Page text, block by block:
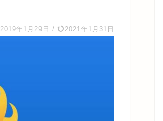
2019年1月29日 / 2021年1月31日